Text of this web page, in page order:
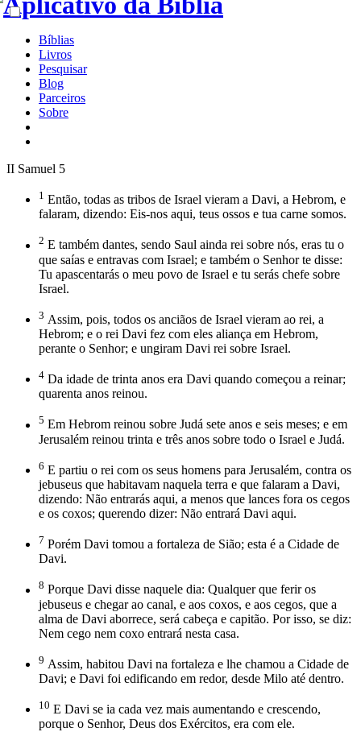
Bíblias
Livros
Pesquisar
Blog
Parceiros
Sobre
II Samuel 5
1 Então, todas as tribos de Israel vieram a Davi, a Hebrom, e
falaram, dizendo: Eis-nos aqui, teus ossos e tua carne somos.
2 E também dantes, sendo Saul ainda rei sobre nós, eras tu o
que saías e entravas com Israel; e também o Senhor te disse:
Tu apascentarás o meu povo de Israel e tu serás chefe sobre
Israel.
3 Assim, pois, todos os anciãos de Israel vieram ao rei, a
Hebrom; e o rei Davi fez com eles aliança em Hebrom,
perante o Senhor; e ungiram Davi rei sobre Israel.
4 Da idade de trinta anos era Davi quando começou a reinar;
quarenta anos reinou.
5 Em Hebrom reinou sobre Judá sete anos e seis meses; e em
Jerusalém reinou trinta e três anos sobre todo o Israel e Judá.
6 E partiu o rei com os seus homens para Jerusalém, contra os
jebuseus que habitavam naquela terra e que falaram a Davi,
dizendo: Não entrarás aqui, a menos que lances fora os cegos
e os coxos; querendo dizer: Não entrará Davi aqui.
7 Porém Davi tomou a fortaleza de Sião; esta é a Cidade de
Davi.
8 Porque Davi disse naquele dia: Qualquer que ferir os
jebuseus e chegar ao canal, e aos coxos, e aos cegos, que a
alma de Davi aborrece, será cabeça e capitão. Por isso, se diz:
Nem cego nem coxo entrará nesta casa.
9 Assim, habitou Davi na fortaleza e lhe chamou a Cidade de
Davi; e Davi foi edificando em redor, desde Milo até dentro.
10 E Davi se ia cada vez mais aumentando e crescendo,
porque o Senhor, Deus dos Exércitos, era com ele.